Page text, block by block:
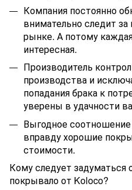
Компания постоянно
внимательно следит
рынке. А потому
интересная.
Производитель
производства и
попадания брака к
уверены в удачности
Выгодное
вправду хорошие
стоимости.
Кому следует задуматься
покрывало от Koloco?